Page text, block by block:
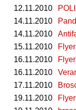
12.11.2010
14.11.2010
14.11.2010
15.11.2010
16.11.2010
Flyer
16.11.2010
17.11.2010
19.11.2010